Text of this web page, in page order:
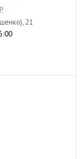
103 22 22
21